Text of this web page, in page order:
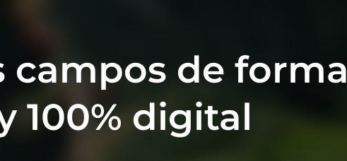
de forma
100% digital